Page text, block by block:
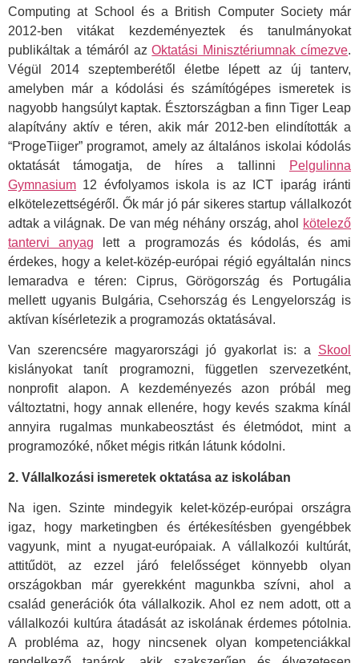
Computing at School és a British Computer Society már
2012-ben vitákat kezdeményeztek és tanulmányokat
publikáltak a témáról azOktatási Minisztériumnak címezve.
Végül 2014 szeptemberétől életbe lépett az új tanterv,
amelyben már a kódolási és számítógépes ismeretek is
nagyobb hangsúlyt kaptak. Észtországban a finn Tiger Leap
alapítvány aktív e téren, akik már 2012-ben elindították a
“ProgeTiiger” programot, amely az általános iskolai kódolás
oktatását támogatja, de híres a tallinni
Pelgulinna
Gymnasium 12 évfolyamos iskola is az ICT iparág iránti
elkötelezettségéről. Ők már jó pár sikeres startup vállalkozót
adtak a világnak. De van még néhány ország, ahol
kötelező
tantervi anyag lett a programozás és kódolás, és ami
érdekes, hogy a kelet-közép-európai régió egyáltalán nincs
lemaradva e téren: Ciprus, Görögország és Portugália
mellett ugyanis Bulgária, Csehország és Lengyelország is
aktívan kísérletezik a programozás oktatásával.
Van szerencsére magyarországi jó gyakorlat is: a Skool
kislányokat tanít programozni, független szervezetként,
nonprofit alapon. A kezdeményezés azon próbál meg
változtatni, hogy annak ellenére, hogy kevés szakma kínál
annyira rugalmas munkabeosztást és életmódot, mint a
programozóké, nőket mégis ritkán látunk kódolni.
2. Vállalkozási ismeretek oktatása az iskolában
Na igen. Szinte mindegyik kelet-közép-európai országra
igaz, hogy marketingben és értékesítésben gyengébbek
vagyunk, mint a nyugat-európaiak. A vállalkozói kultúrát,
attitűdöt, az ezzel járó felelősséget könnyebb olyan
országokban már gyerekként magunkba szívni, ahol a
család generációk óta vállalkozik. Ahol ez nem adott, ott a
vállalkozói kultúra átadását az iskolának érdemes pótolnia.
A probléma az, hogy nincsenek olyan kompetenciákkal